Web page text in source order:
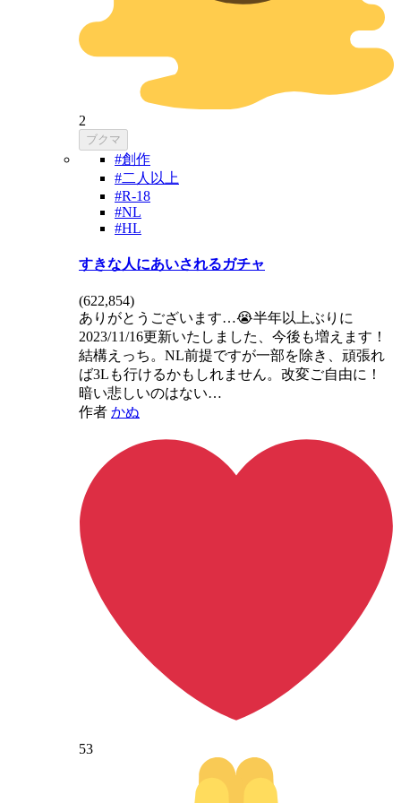
2
ブクマ
#創作
#二人以上
#R-18
#NL
#HL
すきな人にあいされるガチャ
(622,854)
ありがとうございます…😭半年以上ぶりに
2023/11/16更新いたしました、今後も増えます！
結構えっち。NL前提ですが一部を除き、頑張れ
ば3Lも行けるかもしれません。改変ご自由に！
暗い悲しいのはない…
作者 かぬ
53